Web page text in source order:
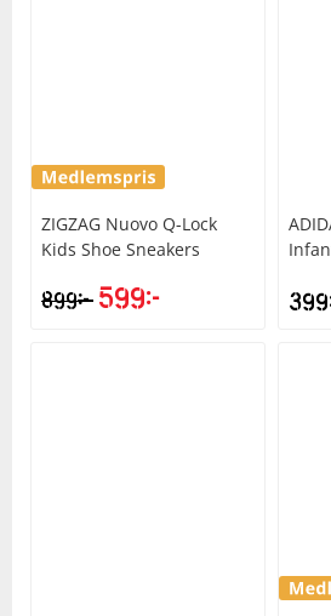
ZIGZAG Nuovo Q-Lock
Kids Shoe Sneakers
899kr 599kr 399